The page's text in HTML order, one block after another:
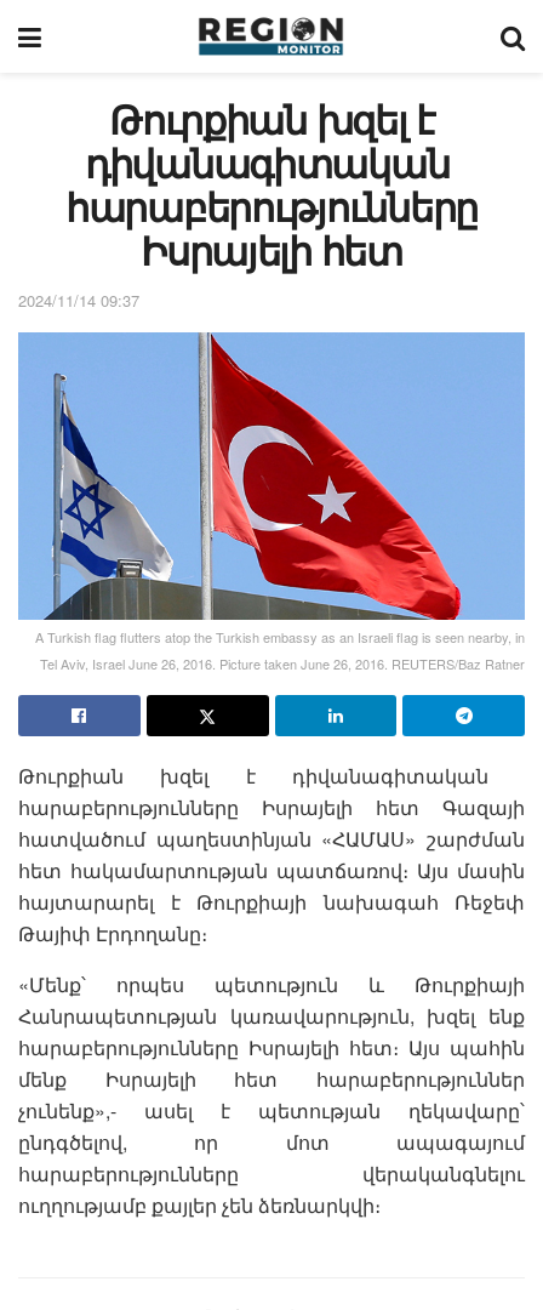
Թուրքիան խզել է
դիվանագիտական ​​
հարաբերությունները
Իսրայելի հետ
2024/11/14 09:37
A Turkish flag flutters atop the Turkish embassy as an Israeli flag is seen nearby, in
Tel Aviv, Israel June 26, 2016. Picture taken June 26, 2016. REUTERS/Baz Ratner
Թուրքիան խզել է դիվանագիտական ​​
հարաբերությունները Իսրայելի հետ Գազայի
հատվածում պաղեստինյան «ՀԱՄԱՍ» ​​շարժման
հետ հակամարտության պատճառով։ Այս մասին
հայտարարել է Թուրքիայի նախագահ Ռեջեփ
Թայիփ Էրդողանը։
«Մենք՝ որպես պետություն և Թուրքիայի
Հանրապետության կառավարություն, խզել ենք
հարաբերությունները Իսրայելի հետ։ Այս պահին
մենք Իսրայելի հետ հարաբերություններ
չունենք»,- ասել է պետության ղեկավարը՝
ընդգծելով, որ մոտ ապագայում
հարաբերությունները վերականգնելու
ուղղությամբ քայլեր չեն ձեռնարկվի։